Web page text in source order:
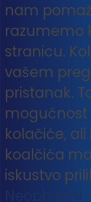
nam
razumemo
stranicu.
vašem
pristanak.
kolačiće,
koalčića
iskustvo